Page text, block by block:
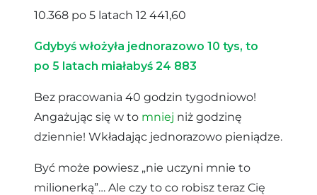
10.368 po 5 latach 12 441,60
Gdybyś włożyła jednorazowo 10 tys, to
po 5 latach miałabyś 24 883
Bez pracowania 40 godzin tygodniowo!
Angażując się w to mniej niż godzinę
dziennie! Wkładając jednorazowo pieniądze.
Być może powiesz „nie uczyni mnie to
milionerką”… Ale czy to co robisz teraz Cię